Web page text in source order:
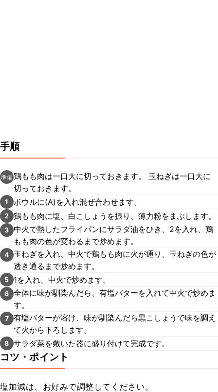
手順
準備鶏もも肉は一口大に切っておきます。 玉ねぎは一口大に
切っておきます。
1 ボウルに(A)を入れ混ぜ合わせます。
2 鶏もも肉に塩、白こしょうを振り、薄力粉をまぶします。
3 中火で熱したフライパンにサラダ油をひき、2を入れ、鶏
もも肉の色が変わるまで炒めます。
4
玉ねぎを入れ、中火で鶏もも肉に火が通り、玉ねぎの色が
透き通るまで炒めます。
5 1を入れ、中火で炒めます。
6 全体に味が馴染んだら、有塩バターを入れて中火で炒めま
す。
7 有塩バターが溶け、味が馴染んだら黒こしょうで味を調え
て火から下ろします。
8 サラダ菜を敷いた器に盛り付けて完成です。
コツ・ポイント
塩加減は、お好みで調整してください。